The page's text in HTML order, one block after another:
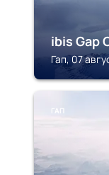
ibis Gap
Гап, 07
ГАП